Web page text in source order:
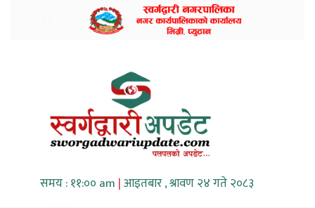
समय : ११:०० am |आइतबार , श्रावण २४ गते २०८३